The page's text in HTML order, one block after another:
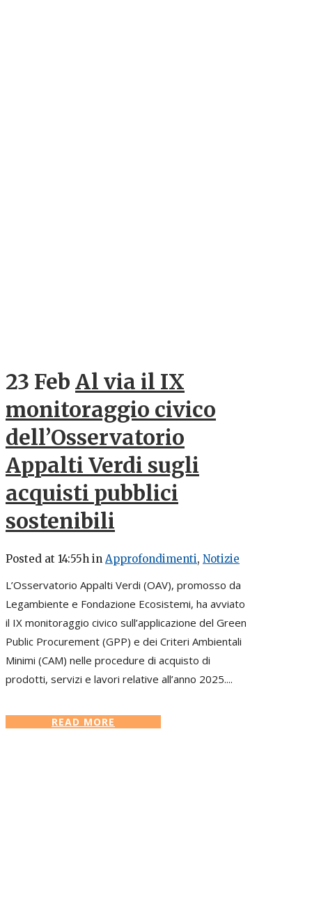
23 Feb Al via il IX
monitoraggio civico
dell’Osservatorio
Appalti Verdi sugli
acquisti pubblici
sostenibili
Posted at 14:55h in Approfondimenti, Notizie
L’Osservatorio Appalti Verdi (OAV), promosso da
Legambiente e Fondazione Ecosistemi, ha avviato
il IX monitoraggio civico sull’applicazione del Green
Public Procurement (GPP) e dei Criteri Ambientali
Minimi (CAM) nelle procedure di acquisto di
prodotti, servizi e lavori relative all’anno 2025....
READ MORE